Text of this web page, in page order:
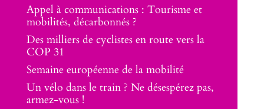
Appel à communications : Tourisme et
mobilités, décarbonnés ?
Des milliers de cyclistes en route vers la
COP 31
Semaine européenne de la mobilité
Un vélo dans le train ? Ne désespérez pas,
armez-vous !